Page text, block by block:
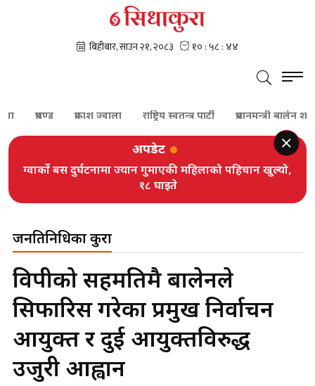
प्रचण्ड प्रकाश ज्वाला राष्ट्रिय स्वतन्त्र पार्टी प्रधानमन्त्री बालेन शाह
अपडेट
ग्वार्को बस दुर्घटनामा ज्यान गुमाएकी महिलाको पहिचान खुल्यो,
१८ घाइते
जनप्रतिनिधिका कुरा
विपक्षीको सहमतिमै बालेनले
सिफारिस गरेका प्रमुख निर्वाचन
आयुक्त र दुई आयुक्तविरुद्ध
उजुरी आह्वान